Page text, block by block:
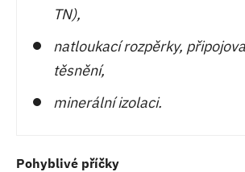
TN),
natloukací rozpěrky,
těsnění,
minerální izolaci.
Pohyblivé příčky